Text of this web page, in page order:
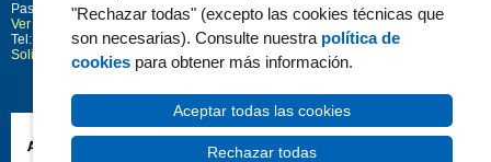
Passeig Marítim 25-29 Barcelona 08003
Ver la situación en Google Maps
Tel: 93 248 30 00 · Fax: 93 248 32 54
Solicitud de información
"Rechazar todas" (excepto las cookies técnicas que
son necesarias). Consulte nuestra política de
cookies para obtener más información.
Aceptar todas las cookies
Rechazar todas